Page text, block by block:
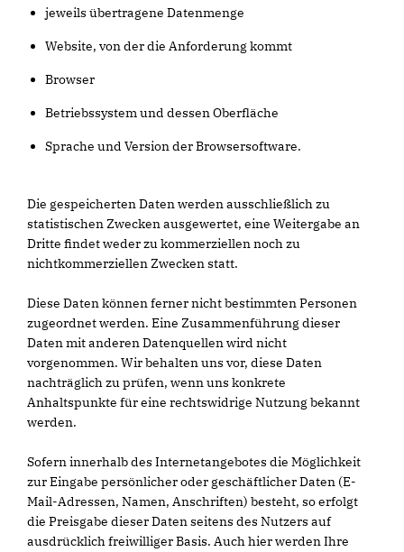
jeweils übertragene Datenmenge
Website, von der die Anforderung kommt
Browser
Betriebssystem und dessen Oberfläche
Sprache und Version der Browsersoftware.
Die gespeicherten Daten werden ausschließlich zu
statistischen Zwecken ausgewertet, eine Weitergabe an
Dritte findet weder zu kommerziellen noch zu
nichtkommerziellen Zwecken statt.
Diese Daten können ferner nicht bestimmten Personen
zugeordnet werden. Eine Zusammenführung dieser
Daten mit anderen Datenquellen wird nicht
vorgenommen. Wir behalten uns vor, diese Daten
nachträglich zu prüfen, wenn uns konkrete
Anhaltspunkte für eine rechtswidrige Nutzung bekannt
werden.
Sofern innerhalb des Internetangebotes die Möglichkeit
zur Eingabe persönlicher oder geschäftlicher Daten (E-
Mail-Adressen, Namen, Anschriften) besteht, so erfolgt
die Preisgabe dieser Daten seitens des Nutzers auf
ausdrücklich freiwilliger Basis. Auch hier werden Ihre